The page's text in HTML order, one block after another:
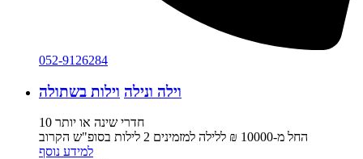
052-9126284
וילה ונילה וילות בשתולה
10 חדרי שינה או יותר
החל מ-‏10000 ₪ ללילה למזמינים 2 לילות בסופ"ש הקרוב
למידע נוסף